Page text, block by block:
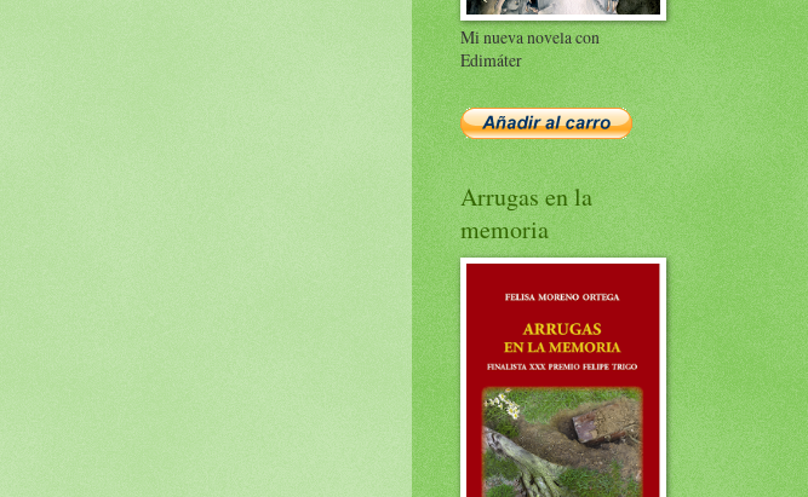
Mi nueva novela con
Edimáter
Arrugas en la
memoria